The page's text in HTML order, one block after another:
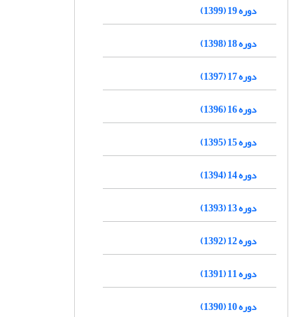
دوره 19 (1399)
دوره 18 (1398)
دوره 17 (1397)
دوره 16 (1396)
دوره 15 (1395)
دوره 14 (1394)
دوره 13 (1393)
دوره 12 (1392)
دوره 11 (1391)
دوره 10 (1390)